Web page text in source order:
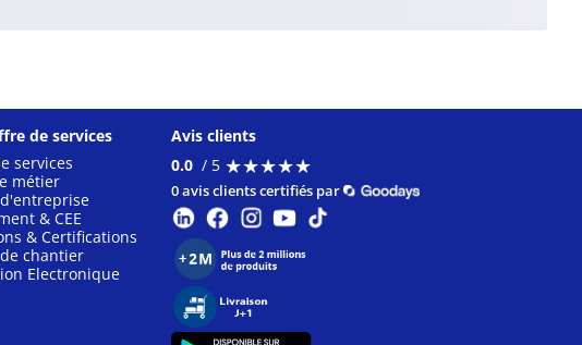
de services
services
métier
& CEE
& Certifications
chantier
Electronique
Avis clients
0.0 / 5 ★★★★★
★★★★★
0 avis clients certifiés par